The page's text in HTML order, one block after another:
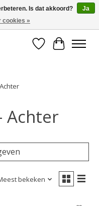
Verlanglijst
Achter
bekeken
Is dat akkoord?
Ja
cookies »